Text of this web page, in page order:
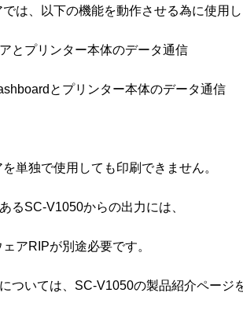
は、以下の機能を動作させる為に使用
とプリンター本体のデータ通信
とプリンター本体のデータ通信
単独で使用しても印刷できません。
るSC-V1050からの出力には、
アRIPが別途必要です。
ついては、SC-V1050の製品紹介ページ